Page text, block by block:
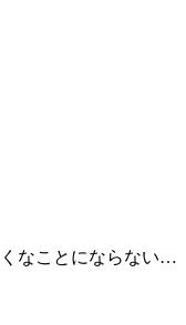
なことにならない…